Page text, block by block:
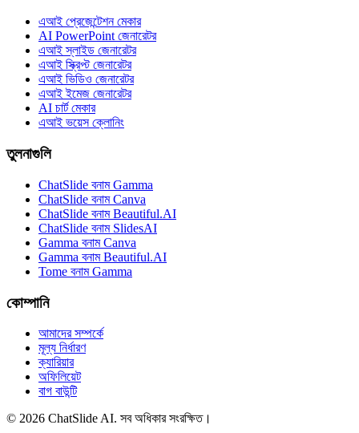
এআই প্রেজেন্টেশন মেকার
AI PowerPoint জেনারেটর
এআই স্লাইড জেনারেটর
এআই স্ক্রিপ্ট জেনারেটর
এআই ভিডিও জেনারেটর
এআই ইমেজ জেনারেটর
AI চার্ট মেকার
এআই ভয়েস ক্লোনিং
তুলনাগুলি
ChatSlide বনাম Gamma
ChatSlide বনাম Canva
ChatSlide বনাম Beautiful.AI
ChatSlide বনাম SlidesAI
Gamma বনাম Canva
Gamma বনাম Beautiful.AI
Tome বনাম Gamma
কোম্পানি
আমাদের সম্পর্কে
মূল্য নির্ধারণ
ক্যারিয়ার
অফিলিয়েট
বাগ বাউন্টি
© 2026 ChatSlide AI. সব অধিকার সংরক্ষিত।